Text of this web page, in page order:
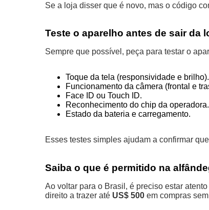
Se a loja disser que é novo, mas o código
Teste o aparelho antes de sair da
Sempre que possível, peça para testar o
Toque da tela (responsividade e brilho).
Funcionamento da câmera (frontal e
Face ID ou Touch ID.
Reconhecimento do chip da operadora.
Estado da bateria e carregamento.
Esses testes simples ajudam a confirmar
Saiba o que é permitido na
Ao voltar para o Brasil, é preciso estar atento
direito a trazer até US$ 500 em compras